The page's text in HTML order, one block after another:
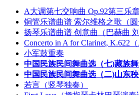
A大调第七交响曲 Op.92第三乐
铜管乐谱曲谱 索尔维格之歌（圆
扬琴乐谱曲谱 创意曲（巴赫曲
Concerto in A for Clarinet, K.622
小军鼓重奏
中国民族民间舞曲选（七)藏族
中国民族民间舞曲选（二)山东
若言（竖琴独奏）